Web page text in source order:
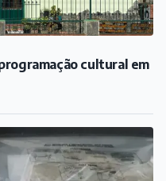
cultural em